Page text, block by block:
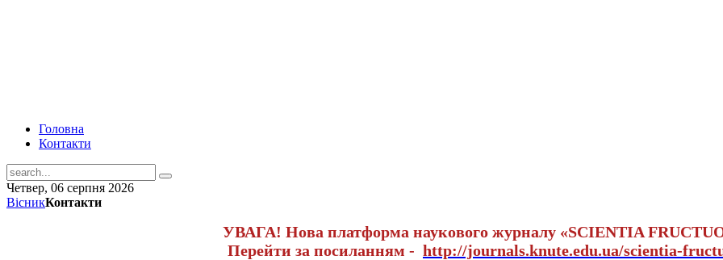
Головна
Контакти
Четвер, 06 серпня 2026
ВісникКонтакти
УВАГА! Нова платформа наукового журналу «SCIENTIA
Перейти за посиланням - http://journals.knute.edu.ua/scientia-